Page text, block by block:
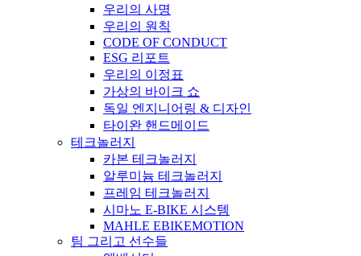
우리의 사명
우리의 원칙
CODE OF CONDUCT
ESG 리포트
우리의 이정표
가상의 바이크 쇼
독일 엔지니어링 & 디자인
타이완 핸드메이드
테크놀러지
카본 테크놀러지
알루미늄 테크놀러지
프레임 테크놀러지
시마노 E-BIKE 시스템
MAHLE EBIKEMOTION
팀 그리고 선수들